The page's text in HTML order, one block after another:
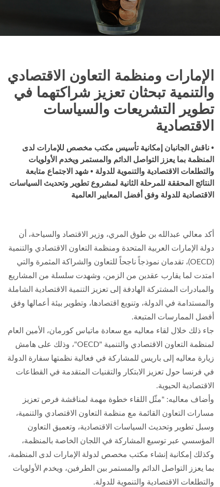
الإمارات ومنظمة التعاون الاقتصادي
والتنمية تبحثان تعزيز شراكتهما في
تطوير التشريعات والسياسات
الاقتصادية
• ناقش الجانبان إمكانية تأسيس مكتب مخصص للإمارات لدى
المنظمة بما يعزز التواصل الدائم والمستمر ويخدم الأولويات
والتطلعات الاقتصادية والتنموية للدولة • شهد الاجتماع متابعة
النتائج المحققة للمرحلة الثانية لمشروع تطوير وتحديث السياسات
الاقتصادية للدولة وفق أفضل المعايير العالمية
أكد معالي عبدالله بن طوق المري، وزير الاقتصاد والسياحة، أن
دولة الإمارات العربية المتحدة ومنظمة التعاون الاقتصادي والتنمية
(OECD)، تقدمان نموذجاً ناجحاً للتعاون والشراكة المثمرة والتي
امتدت لما يقارب عقدين من الزمن، وشهدت سلسلة من المشاريع
والمبادرات المشتركة الهادفة إلى تعزيز التنمية الاقتصادية الشاملة
والمستدامة في الدولة، وتنويع اقتصادها، وتطوير بيئة أعمالها وفق
أفضل الممارسات المتبعة.
جاء ذلك خلال لقاء معاليه مع سعادة ماتياس كورمان، الأمين العام
لمنظمة التعاون الاقتصادي والتنمية "OECD"، وذلك على هامش
زيارة معاليه إلى باريس للمشاركة في فعالية نظمتها سفارة الدولة
في فرنسا حول تعزيز الابتكار والتقنيات المتقدمة في القطاعات
الاقتصادية الحيوية.
وأضاف معاليه: "مثّل اللقاء خطوة مهمة لمناقشة فرص تعزيز
مسارات التعاون القائمة مع منظمة التعاون الاقتصادي والتنمية،
وسبل تطوير وتحديث السياسات الاقتصادية، وتعميق التعاون
المؤسسي عبر توسيع المشاركة في اللجان الخاصة بالمنظمة،
وكذلك إمكانية إنشاء مكتب مخصص لدولة الإمارات لدى المنظمة،
بما يعزز التواصل الدائم والمستمر بين الطرفين، ويخدم الأولويات
والتطلعات الاقتصادية والتنموية للدولة.